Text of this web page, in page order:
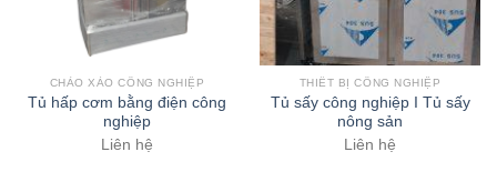
CHẢO XÀO CÔNG NGHIỆP
Tủ hấp cơm bằng điện công
nghiệp
Liên hệ
THIẾT BỊ CÔNG NGHIỆP
Tủ sấy công nghiệp I Tủ sấy
nông sản
Liên hệ